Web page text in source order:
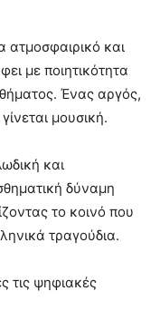
ατμοσφαιρικό και
με ποιητικότητα
Ένας αργός,
μουσική.
και
δύναμη
το κοινό που
τραγούδια.
τις ψηφιακές